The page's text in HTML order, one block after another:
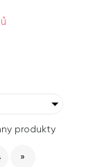
produkty
»